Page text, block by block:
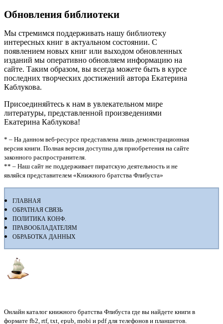
Обновления библиотеки
Мы стремимся поддерживать нашу библиотеку
интересных книг в актуальном состоянии. С
появлением новых книг или выходом обновленных
изданий мы оперативно обновляем информацию на
сайте. Таким образом, вы всегда можете быть в курсе
последних творческих достижений автора Екатерина
Каблукова.
Присоединяйтесь к нам в увлекательном мире
литературы, представленной произведениями
Екатерина Каблукова!
* – На данном веб-ресурсе представлена лишь демонстрационная
версия книги. Полная версия доступна для приобретения на сайте
законного распространителя.
** – Наш сайт не поддерживает пиратскую деятельность и не
являйся представителем «Книжного братства Флибуста»
ГЛАВНАЯ
ОБРАТНАЯ СВЯЗЬ
ПОЛИТИКА КОНФ.
ПРАВООБЛАДАТЕЛЯМ
ОБРАБОТКА ДАННЫХ
Онлайн каталог книжного братства Флибуста где вы найдете книги в
формате fb2, rtf, txt, epub, mobi и pdf для телефонов и планшетов.